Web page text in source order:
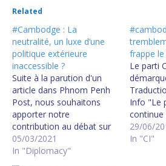
Related
#Cambodge : La
neutralité, un luxe d’une
politique extérieure
inaccessible ?
Suite à la parution d'un
article dans Phnom Penh
Post, nous souhaitons
apporter notre
contribution au débat sur
la Neutralité du
Cambodge. La Neutralité
05/03/2021
In "Diplomacy"
frappe le
Le parti
Info "Le
continue
les partis
29/06/
In "CI"